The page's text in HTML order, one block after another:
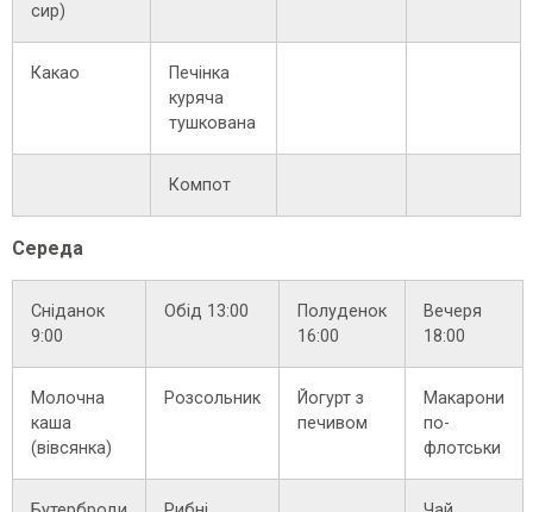
сир)
Какао
Печінка
куряча
тушкована
Компот
Середа
Сніданок
9:00
Обід 13:00
Полуденок
16:00
Вечеря
18:00
Молочна
каша
(вівсянка)
Розсольник
Йогурт з
печивом
Макарони
по-
флотськи